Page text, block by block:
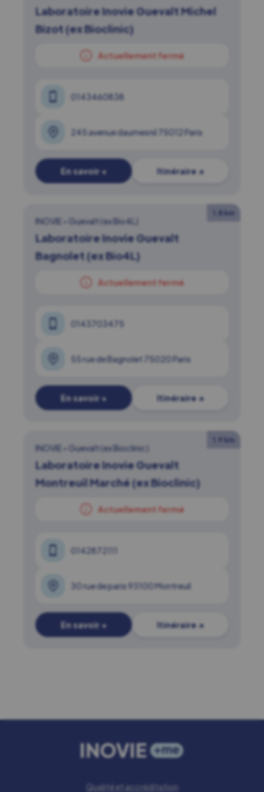
Laboratoire Inovie Guevalt Michel
Bizot (ex Bioclinic)
Actuellement fermé
0143460838
245 avenue daumesnil 75012 Paris
En savoir + Itinéraire ↗
1.8 km
INOVIE • Guevalt (ex Bio4L)
Laboratoire Inovie Guevalt
Bagnolet (ex Bio4L)
Actuellement fermé
0143703475
55 rue de Bagnolet 75020 Paris
En savoir + Itinéraire ↗
1.9 km
INOVIE • Guevalt (ex Bioclinic)
Laboratoire Inovie Guevalt
Montreuil Marché (ex Bioclinic)
Actuellement fermé
0142872111
30 rue de paris 93100 Montreuil
En savoir + Itinéraire ↗
Qualité et accréditation